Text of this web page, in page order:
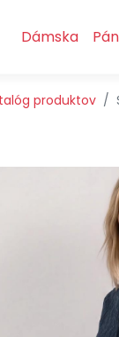
Dámska
produktov